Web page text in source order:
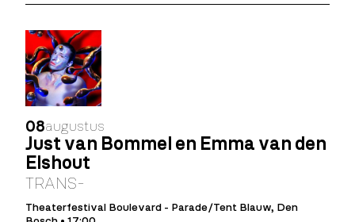
08augustus
Just van Bommel en Emma van den
Elshout
TRANS-
Theaterfestival Boulevard - Parade/Tent Blauw, Den